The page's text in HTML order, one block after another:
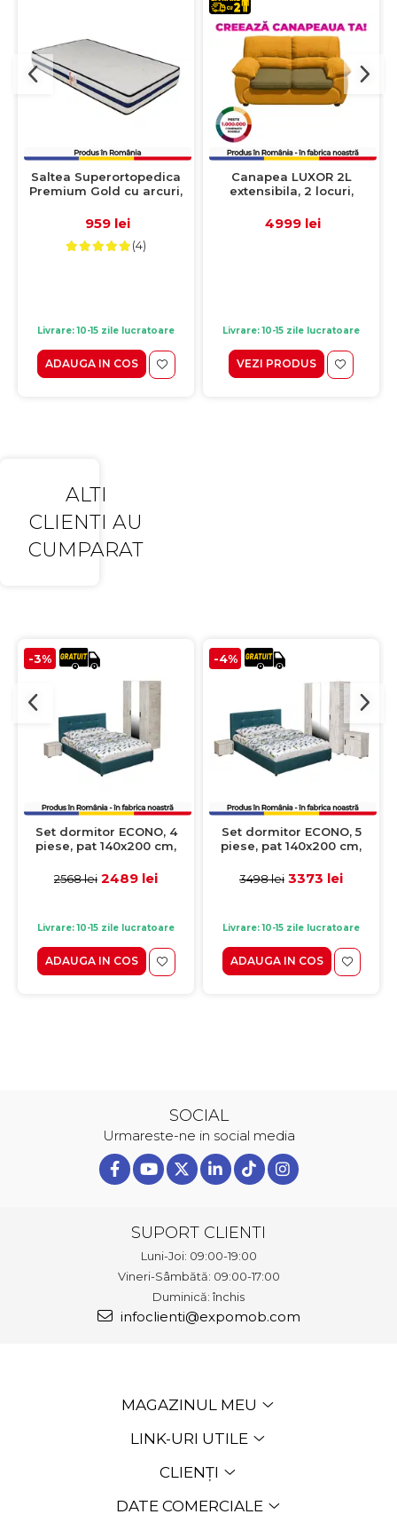
Saltea Superortopedica
Premium Gold cu arcuri,
vara/fata iarna
959 lei
(4)
Livrare: 10-15 zile lucratoare
ADAUGA IN COS
Canapea LUXOR 2L
extensibila, 2 locuri,
3D
4999 lei
Livrare: 10-15 zile lucratoare
VEZI PRODUS
ALTI
CLIENTI AU
CUMPARAT
-3%
Set dormitor ECONO, 4
piese, pat 140x200 cm,
antichizat + turcoaz
2568 lei 2489 lei
Livrare: 10-15 zile lucratoare
ADAUGA IN COS
-4%
Set dormitor ECONO, 5
piese, pat 140x200 cm,
noptiere, pin antichizat +
3498 lei 3373 lei
Livrare: 10-15 zile lucratoare
ADAUGA IN COS
SOCIAL
Urmareste-ne in social media
SUPORT CLIENTI
Luni-Joi: 09:00-19:00
Vineri-Sâmbătă: 09:00-17:00
Duminică: închis
infoclienti@expomob.com
MAGAZINUL MEU
LINK-URI UTILE
CLIENȚI
DATE COMERCIALE